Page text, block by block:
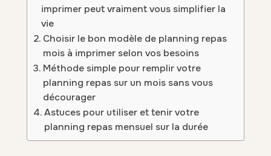
imprimer peut vraiment vous simplifier la
vie
Choisir le bon modèle de planning repas
mois à imprimer selon vos besoins
Méthode simple pour remplir votre
planning repas sur un mois sans vous
décourager
Astuces pour utiliser et tenir votre
planning repas mensuel sur la durée